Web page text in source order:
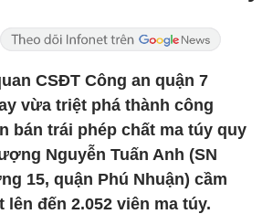
CSĐT Công an quận 7
vừa triệt phá thành công
bán trái phép chất ma túy quy
Nguyễn Tuấn Anh (SN
15, quận Phú Nhuận) cầm
đến 2.052 viên ma túy.